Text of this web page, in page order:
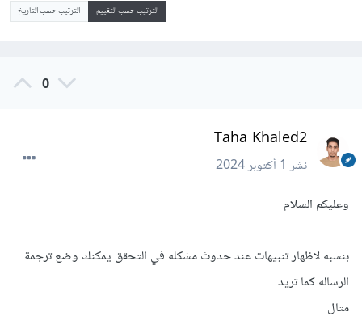
الترتيب حسب التقييم الترتيب حسب التاريخ
0
Taha Khaled2
نشر1 أكتوبر 2024
وعليكم السلام
بنسبه لاظهار تنبيهات عند حدوث مشكله في التحقق يمكنك وضع ترجمة
الرساله كما تريد
مثال